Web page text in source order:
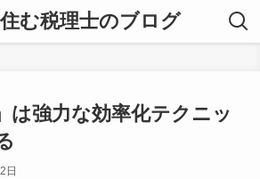
む税理士のブログ
は強力な効率化テクニッ
日